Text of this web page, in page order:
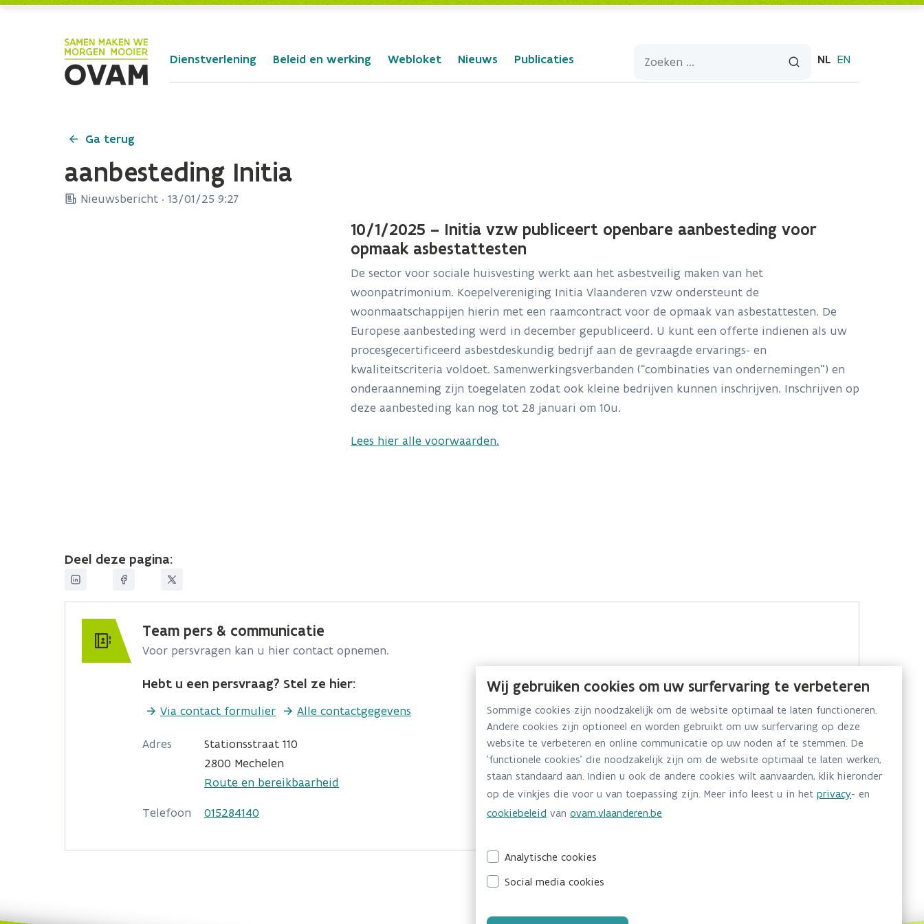
Dienstverlening Beleid en werking Webloket Nieuws Publicaties NL EN
Ga terug
aanbesteding Initia
Nieuwsbericht · 13/01/25 9:27
10/1/2025 – Initia vzw publiceert openbare aanbesteding voor
opmaak asbestattesten
De sector voor sociale huisvesting werkt aan het asbestveilig maken van het
woonpatrimonium. Koepelvereniging Initia Vlaanderen vzw ondersteunt de
woonmaatschappijen hierin met een raamcontract voor de opmaak van asbestattesten. De
Europese aanbesteding werd in december gepubliceerd. U kunt een offerte indienen als uw
procesgecertificeerd asbestdeskundig bedrijf aan de gevraagde ervarings- en
kwaliteitscriteria voldoet. Samenwerkingsverbanden (“combinaties van ondernemingen”) en
onderaanneming zijn toegelaten zodat ook kleine bedrijven kunnen inschrijven. Inschrijven op
deze aanbesteding kan nog tot 28 januari om 10u.
Lees hier alle voorwaarden.
Deel deze pagina:
Team pers & communicatie
Voor persvragen kan u hier contact opnemen.
Hebt u een persvraag? Stel ze hier:
Via contact formulier Alle contactgegevens
Adres
Stationsstraat 110
2800 Mechelen
Route en bereikbaarheid
Telefoon
015284140
Wij gebruiken cookies om uw surfervaring te verbeteren
Sommige cookies zijn noodzakelijk om de website optimaal te laten functioneren.
Andere cookies zijn optioneel en worden gebruikt om uw surfervaring op deze
website te verbeteren en online communicatie op uw noden af te stemmen. De
'functionele cookies' die noodzakelijk zijn om de website optimaal te laten werken,
staan standaard aan. Indien u ook de andere cookies wilt aanvaarden, klik hieronder
op de vinkjes die voor u van toepassing zijn. Meer info leest u in het privacy- en
cookiebeleid van ovam.vlaanderen.be
Analytische cookies
Social media cookies